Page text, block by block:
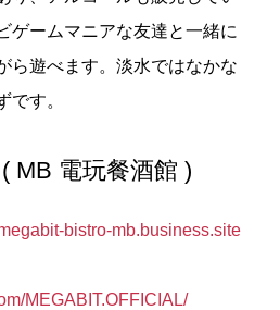
ゲームマニアな友達と一緒に
ら遊べます。淡水ではなかな
です。
MB 電玩餐酒館 )
bistro-mb.business.site
MEGABIT.OFFICIAL/